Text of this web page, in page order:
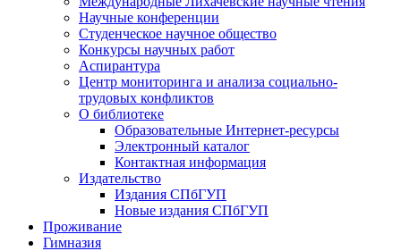
Научные конференции
Студенческое научное общество
Конкурсы научных работ
Аспирантура
Центр мониторинга и анализа социально-
трудовых конфликтов
О библиотеке
Образовательные Интернет-ресурсы
Электронный каталог
Контактная информация
Издательство
Издания СПбГУП
Новые издания СПбГУП
Проживание
Гимназия